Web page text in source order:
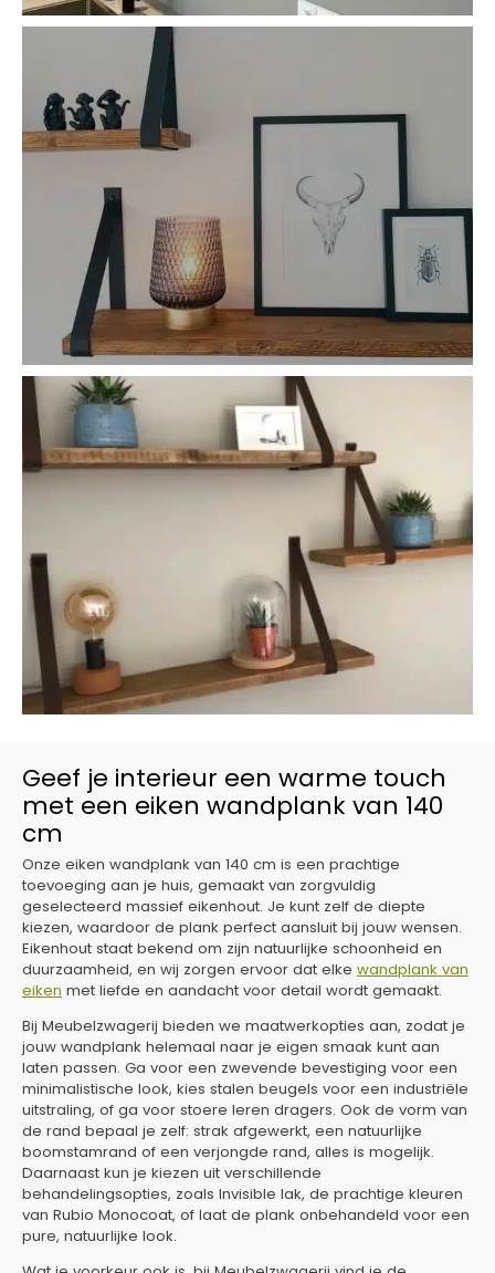
Geef je interieur een warme touch
met een eiken wandplank van 140
cm
Onze eiken wandplank van 140 cm is een prachtige
toevoeging aan je huis, gemaakt van zorgvuldig
geselecteerd massief eikenhout. Je kunt zelf de diepte
kiezen, waardoor de plank perfect aansluit bij jouw wensen.
Eikenhout staat bekend om zijn natuurlijke schoonheid en
duurzaamheid, en wij zorgen ervoor dat elke wandplank van
eiken met liefde en aandacht voor detail wordt gemaakt.
Bij Meubelzwagerij bieden we maatwerkopties aan, zodat je
jouw wandplank helemaal naar je eigen smaak kunt aan
laten passen. Ga voor een zwevende bevestiging voor een
minimalistische look, kies stalen beugels voor een industriële
uitstraling, of ga voor stoere leren dragers. Ook de vorm van
de rand bepaal je zelf: strak afgewerkt, een natuurlijke
boomstamrand of een verjongde rand, alles is mogelijk.
Daarnaast kun je kiezen uit verschillende
behandelingsopties, zoals Invisible lak, de prachtige kleuren
van Rubio Monocoat, of laat de plank onbehandeld voor een
pure, natuurlijke look.